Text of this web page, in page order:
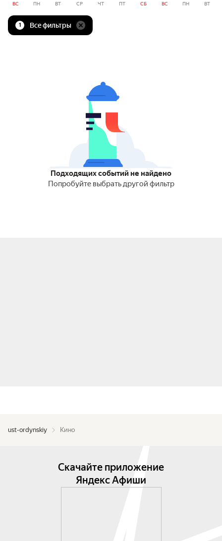
ВС ПН ВТ СР ЧТ ПТ СБ ВС ПН ВТ
1 Все фильтры
Подходящих событий не найдено
Попробуйте выбрать другой фильтр
ust-ordynskiy Кино
Скачайте приложение
Яндекс Афиши